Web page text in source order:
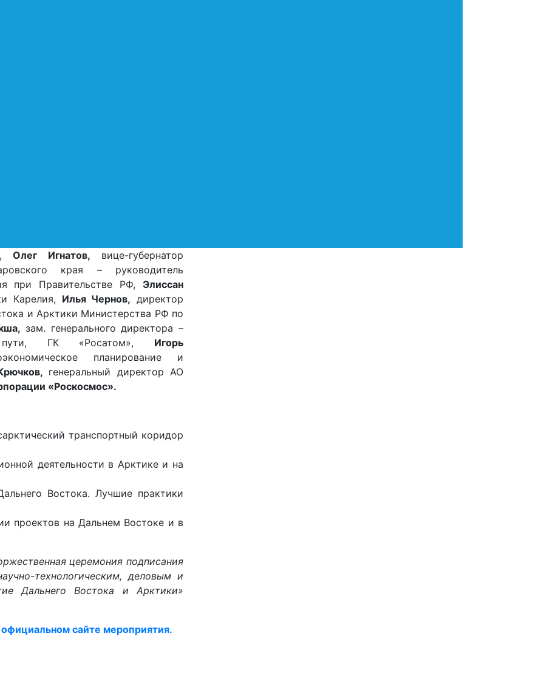
сессии XI Международной
развитие», которая состоится 11
сессия “РАЗВИТИЕ СЕВЕРО-
И КАЧЕСТВО ЖИЗНИ”
выступит Генеральный директор
Олег Игнатов, вице-губернатор
края – руководитель
при Правительстве РФ, Элиссан
Карелия, Илья Чернов, директор
и Арктики Министерства РФ по
зам. генерального директора –
пути, ГК «Росатом», Игорь
планирование и
генеральный директор АО
«Роскосмос».
транспортный коридор
деятельности в Арктике и на
Востока. Лучшие практики
проектов на Дальнем Востоке и в
церемония подписания
технологическим, деловым и
Дальнего Востока и Арктики»
официальном сайте мероприятия.